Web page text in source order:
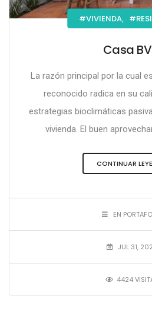
#VIVIENDA,
Casa
La razón principal por la cual
reconocido radica en su
estrategias bioclimáticas
vivienda. El buen
CONTINUAR
EN
JUL 31,
4424